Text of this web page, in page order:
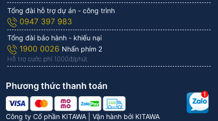
Tổng đài hỗ trợ dự án - công trình
0947 397 983
Tổng đài bảo hành - khiếu nại
1900 0026 Nhấn phím 2
Hỗ trợ cước phí 1.000đ/phút
Công ty Cổ phần KITAWA | Vận hành bởi KITAWA
Phương thức thanh toán